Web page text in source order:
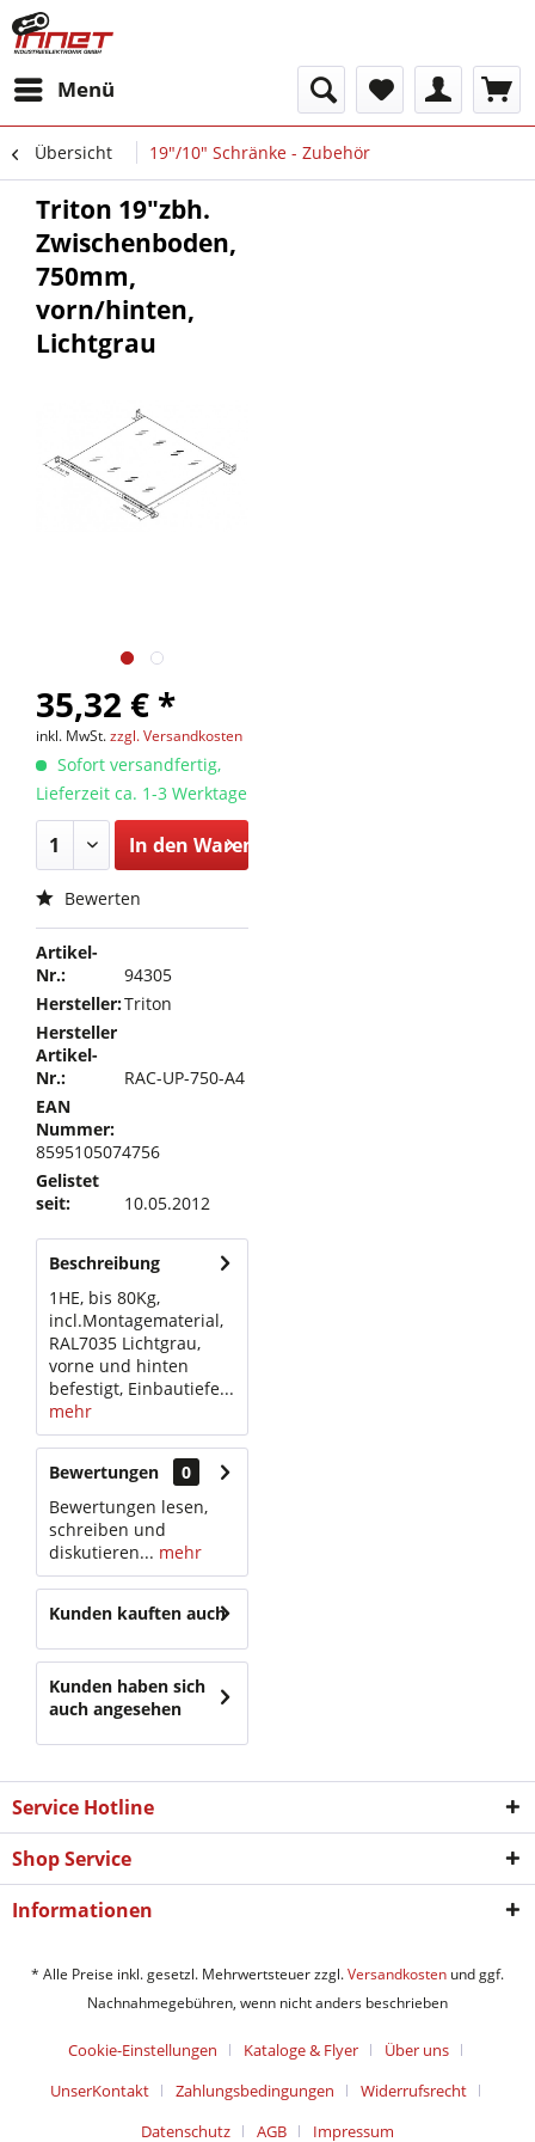
Menü
Übersicht 19"/10" Schränke - Zubehör
Triton 19"zbh.
Zwischenboden,
750mm,
vorn/hinten,
Lichtgrau
35,32 € *
inkl. MwSt.zzgl. Versandkosten
Sofort versandfertig,
Lieferzeit ca. 1-3 Werktage
In den Warenkorb
Bewerten
Artikel-
Nr.:
94305
Hersteller:Triton
Hersteller
Artikel-
Nr.:
RAC-UP-750-A4
EAN
Nummer:
8595105074756
Gelistet
seit:
10.05.2012
Beschreibung
1HE, bis 80Kg,
incl.Montagematerial,
RAL7035 Lichtgrau,
vorne und hinten
befestigt, Einbautiefe...
mehr
Bewertungen
0
Bewertungen lesen,
schreiben und
diskutieren... mehr
Kunden kauften auch
Kunden haben sich
auch angesehen
Service Hotline
Shop Service
Informationen
* Alle Preise inkl. gesetzl. Mehrwertsteuer zzgl.Versandkosten und ggf.
Nachnahmegebühren, wenn nicht anders beschrieben
Cookie-Einstellungen Kataloge & Flyer
Über uns
UnserKontakt
Zahlungsbedingungen
Widerrufsrecht
Datenschutz
AGB Impressum